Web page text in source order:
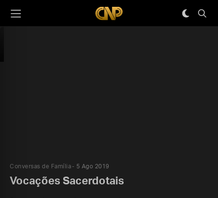
Conversas de Família 5 Ago 2019
Vocações Sacerdotais